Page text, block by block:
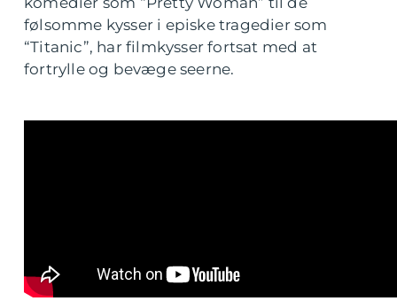
følsomme kysser i episke tragedier som
“Titanic”, har filmkysser fortsat med at
fortrylle og bevæge seerne.